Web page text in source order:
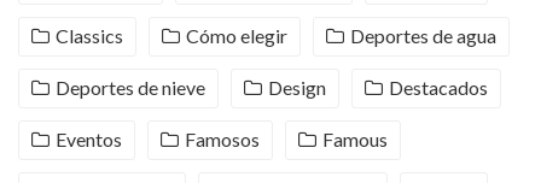
Classics Cómo elegir Deportes de agua
Deportes de nieve Design Destacados
Eventos Famosos Famous